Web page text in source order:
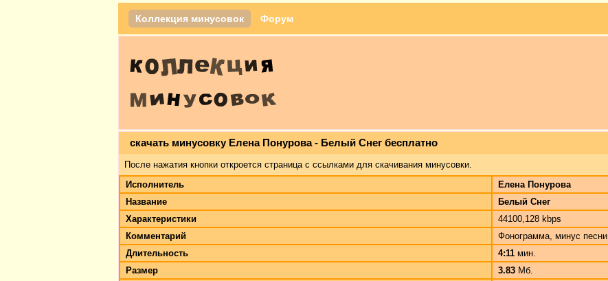
Коллекция минусовок Форум
скачать минусовку Елена Понурова - Белый Снег бесплатно
После нажатия кнопки откроется страница с ссылками для скачивания минусовки.
Исполнитель
Елена Понурова
Название
Белый Снег
Характеристики
44100,128 kbps
Комментарий
Фонограмма, минус песни
Длительность
4:11 мин.
Размер
3.83 Мб.